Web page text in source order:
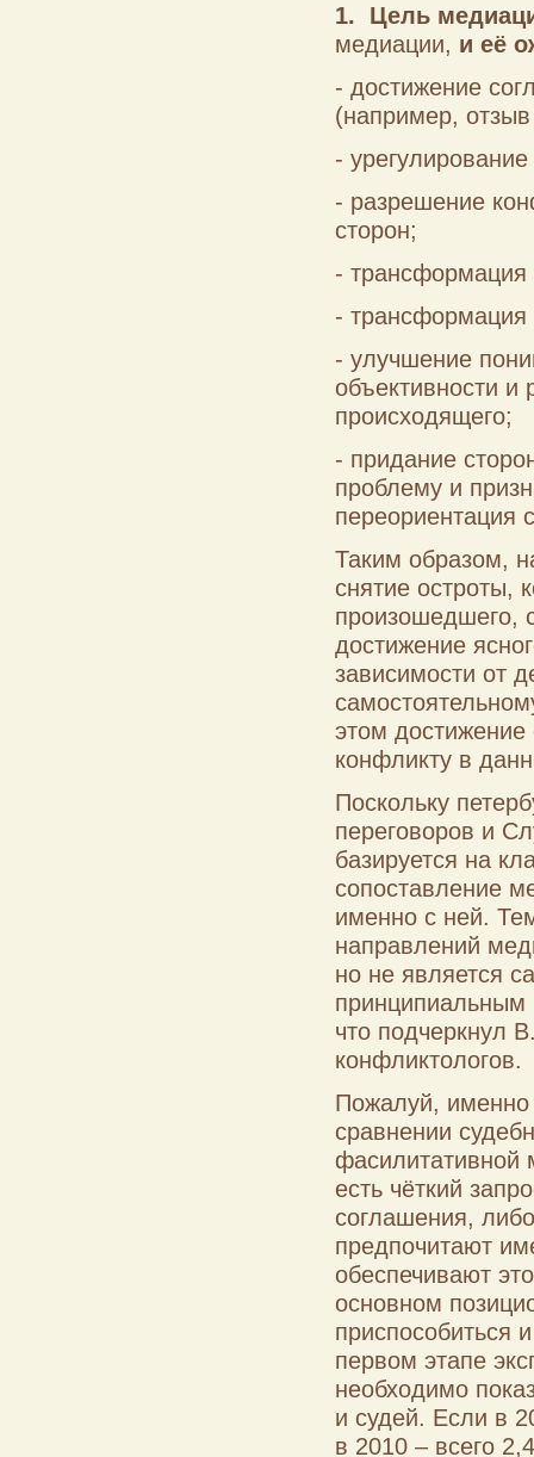
1. Цель
медиации, и её
- достижение
(например,
-
- разрешение
сторон;
- трансформация
-
- улучшение
объективности и
происходящего;
- придание
проблему и
переориентация
Таким образом,
снятие остроты,
произошедшего,
достижение
зависимости от
этом достижение
конфликту в
Поскольку
переговоров и
базируется на
сопоставление
именно с ней.
направлений
но не является
принципиальным
что подчеркнул
конфликтологов.
Пожалуй, именно
сравнении
фасилитативной
есть чёткий
соглашения,
предпочитают
обеспечивают
основном
приспособиться
первом этапе
необходимо
и судей. Если в
в 2010 – всего